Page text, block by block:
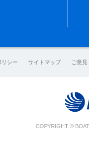
リシー サイトマップ ご意見
COPYRIGHT ©